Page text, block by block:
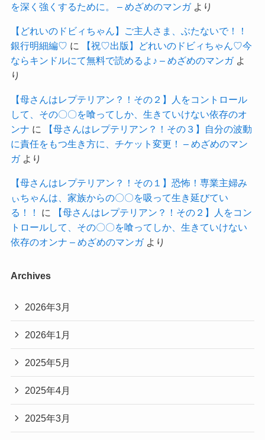
を深く強くするために。 – めざめのマンガより
【どれいのドビィちゃん】ご主人さま、ぶたないで！！
銀行明細編♡ に
【祝♡出版】どれいのドビィちゃん♡今
ならキンドルにて無料で読めるよ♪ – めざめのマンガよ
り
【母さんはレプテリアン？！その２】人をコントロール
して、その〇〇を喰ってしか、生きていけない依存のオ
ンナ に
【母さんはレプテリアン？！その３】自分の波動
に責任をもつ生き方に、チケット変更！ – めざめのマン
ガより
【母さんはレプテリアン？！その１】恐怖！専業主婦み
ぃちゃんは、家族からの〇〇を吸って生き延びてい
る！！
に
【母さんはレプテリアン？！その２】人をコン
トロールして、その〇〇を喰ってしか、生きていけない
依存のオンナ – めざめのマンガより
Archives
2026年3月
2026年1月
2025年5月
2025年4月
2025年3月